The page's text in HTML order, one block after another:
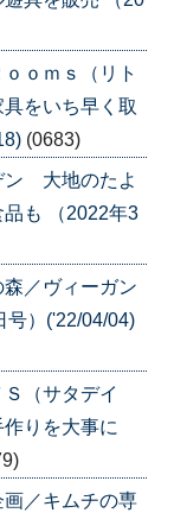
ｏｍｓ（リト
をいち早く取
(0683)
ン 大地のたよ
も （2022年3
／ヴィーガン
号）('22/04/04)
（サタデイ
りを大事に
／キムチの専